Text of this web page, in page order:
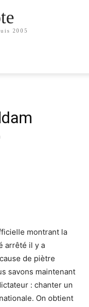
2005
montrant la
arrêté il y a
de piètre
savons maintenant
: chanter un
On obtient